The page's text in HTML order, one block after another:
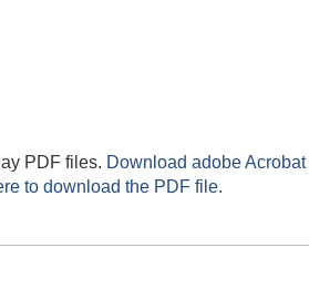
PDF files. Download adobe Acrobat
to download the PDF file.